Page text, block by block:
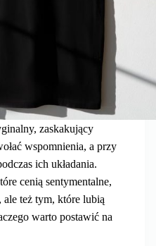
zaskakujący
wspomnienia, a przy
ich układania.
cenią sentymentalne,
też tym, które lubią
warto postawić na